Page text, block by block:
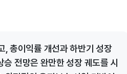
총이익률 개선과 하반기 성장
전망은 완만한 성장 궤도를 시